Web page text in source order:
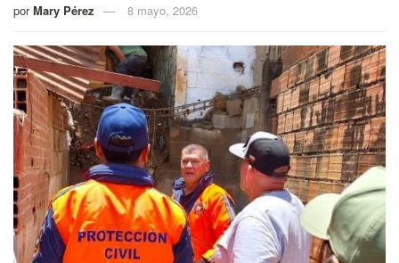
por Mary Pérez 8 mayo, 2026